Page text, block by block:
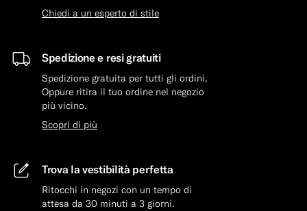
Chiedi a un esperto di stile
Spedizione e resi gratuiti
Spedizione gratuita per tutti gli ordini,
Oppure ritira il tuo ordine nel negozio
più vicino.
Scopri di più
Trova la vestibilità perfetta
Ritocchi in negozi con un tempo di
attesa da 30 minuti a 3 giorni.